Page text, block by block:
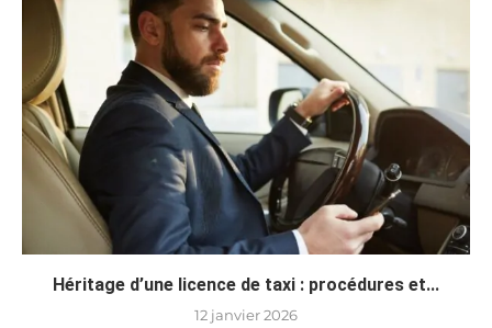
Héritage d’une licence de taxi : procédures et...
12 janvier 2026